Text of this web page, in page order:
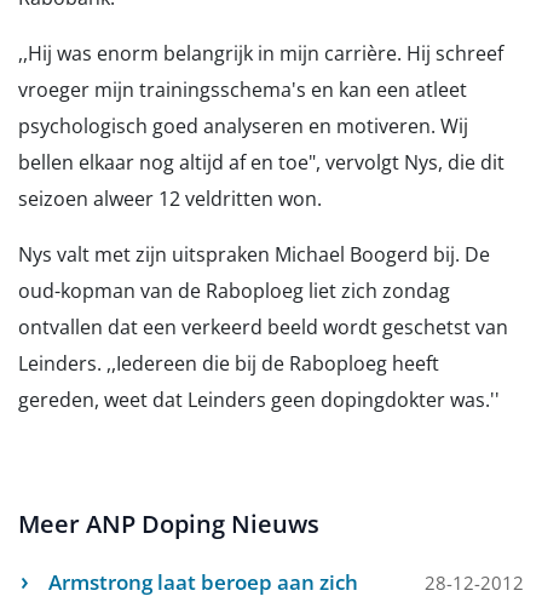
,,Hij was enorm belangrijk in mijn carrière. Hij schreef
vroeger mijn trainingsschema's en kan een atleet
psychologisch goed analyseren en motiveren. Wij
bellen elkaar nog altijd af en toe", vervolgt Nys, die dit
seizoen alweer 12 veldritten won.
Nys valt met zijn uitspraken Michael Boogerd bij. De
oud-kopman van de Raboploeg liet zich zondag
ontvallen dat een verkeerd beeld wordt geschetst van
Leinders. ,,Iedereen die bij de Raboploeg heeft
gereden, weet dat Leinders geen dopingdokter was.''
Meer ANP Doping Nieuws
Armstrong laat beroep aan zich
28-12-2012